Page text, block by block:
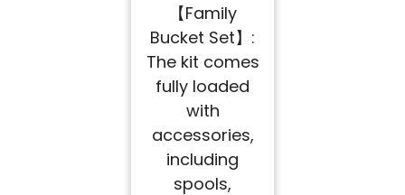
【Family
Bucket Set】:
The kit comes
fully loaded
with
accessories,
including
spools,